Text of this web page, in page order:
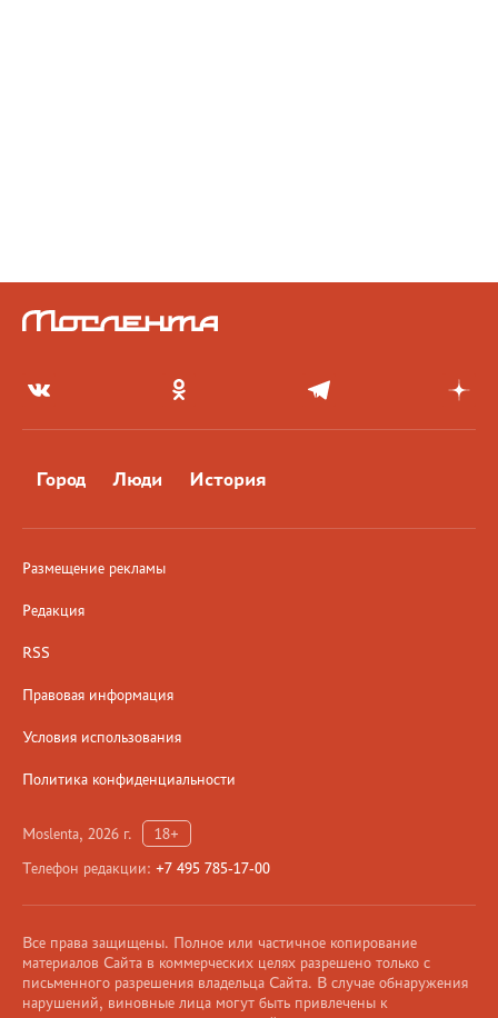
Город Люди История
Размещение рекламы
Редакция
RSS
Правовая информация
Условия использования
Политика конфиденциальности
Moslenta, 2026 г.
18+
Телефон редакции: +7 495 785-17-00
Все права защищены. Полное или частичное копирование
материалов Сайта в коммерческих целях разрешено только с
письменного разрешения владельца Сайта. В случае обнаружения
нарушений, виновные лица могут быть привлечены к